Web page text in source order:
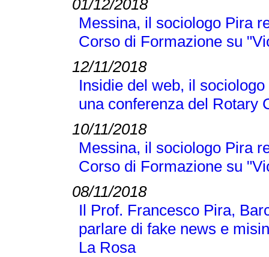
01/12/2018
Messina, il sociologo Pira
Corso di Formazione su
12/11/2018
Insidie del web, il
una conferenza del Rotary
10/11/2018
Messina, il sociologo Pira
Corso di Formazione su
08/11/2018
Il Prof. Francesco Pira,
parlare di fake news e
La Rosa